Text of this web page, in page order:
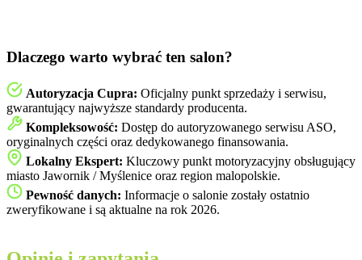
Dlaczego warto wybrać ten salon?
Autoryzacja Cupra: Oficjalny punkt sprzedaży i serwisu,
gwarantujący najwyższe standardy producenta.
Kompleksowość: Dostęp do autoryzowanego serwisu ASO,
oryginalnych części oraz dedykowanego finansowania.
Lokalny Ekspert: Kluczowy punkt motoryzacyjny obsługujący
miasto Jawornik / Myślenice oraz region malopolskie.
Pewność danych: Informacje o salonie zostały ostatnio
zweryfikowane i są aktualne na rok 2026.